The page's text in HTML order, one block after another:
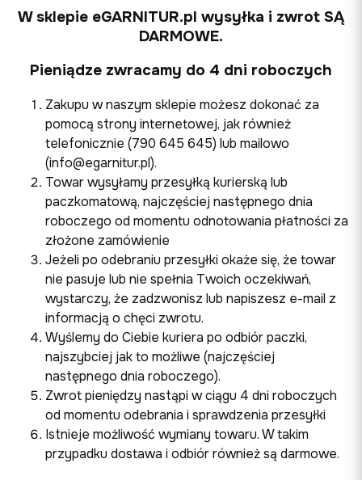
W sklepie eGARNITUR.pl wysyłka i zwrot SĄ
DARMOWE.
Pieniądze zwracamy do 4 dni roboczych
Zakupu w naszym sklepie możesz dokonać za
pomocą strony internetowej, jak również
telefonicznie (790 645 645) lub mailowo
(info@egarnitur.pl).
Towar wysyłamy przesyłką kurierską lub
paczkomatową, najczęściej następnego dnia
roboczego od momentu odnotowania płatności za
złożone zamówienie
Jeżeli po odebraniu przesyłki okaże się, że towar
nie pasuje lub nie spełnia Twoich oczekiwań,
wystarczy, że zadzwonisz lub napiszesz e-mail z
informacją o chęci zwrotu.
Wyślemy do Ciebie kuriera po odbiór paczki,
najszybciej jak to możliwe (najczęściej
następnego dnia roboczego).
Zwrot pieniędzy nastąpi w ciągu 4 dni roboczych
od momentu odebrania i sprawdzenia przesyłki
Istnieje możliwość wymiany towaru. W takim
przypadku dostawa i odbiór również są darmowe.